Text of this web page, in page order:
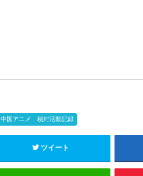
中国アニメ 秘封活動記録
ツイート